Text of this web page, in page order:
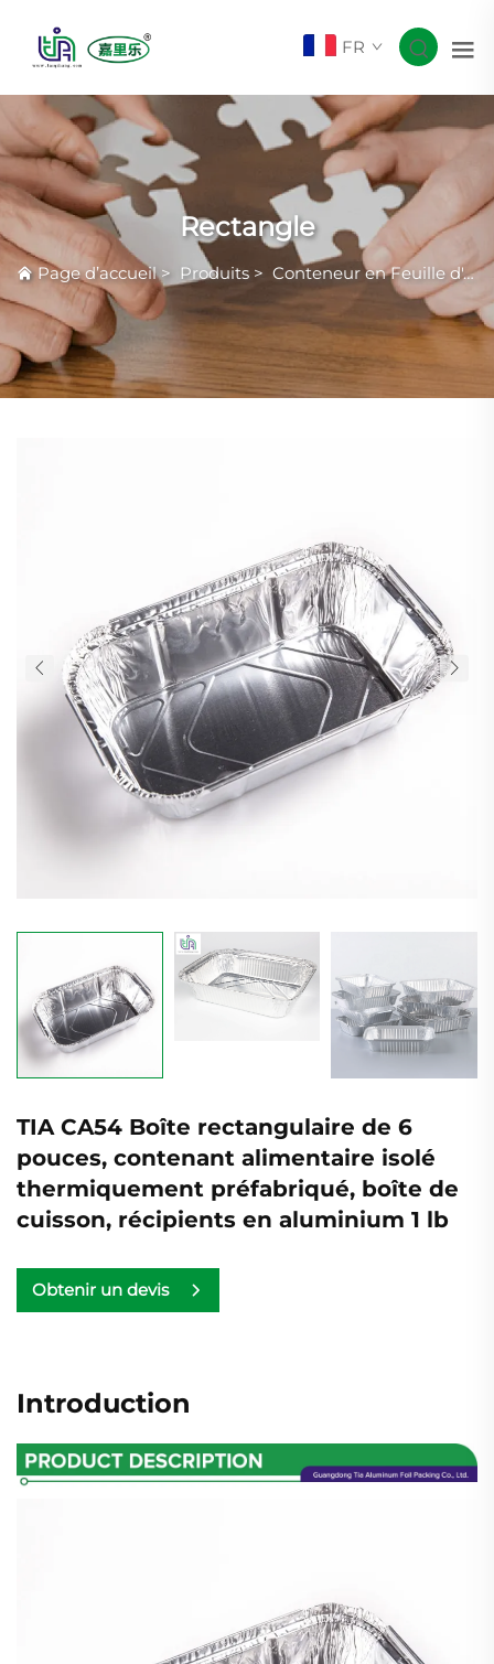
FR
Rectangle
Page d’accueil> Produits > Conteneur en Feuille d'Aluminium Courante avec Rides
TIA CA54 Boîte rectangulaire de 6
pouces, contenant alimentaire isolé
thermiquement préfabriqué, boîte de
cuisson, récipients en aluminium 1 lb
Obtenir un devis
Introduction